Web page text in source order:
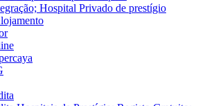
Hospital Privado de prestígio